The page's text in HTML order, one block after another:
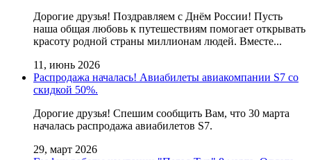
Дорогие друзья! Поздравляем с Днём России! Пусть
наша общая любовь к путешествиям помогает открывать
красоту родной страны миллионам людей. Вместе...
11, июнь 2026
Распродажа началась! Авиабилеты авиакомпании S7 со
скидкой 50%.
Дорогие друзья! Cпешим сообщить Вам, что 30 марта
началась распродажа авиабилетов S7.
29, март 2026